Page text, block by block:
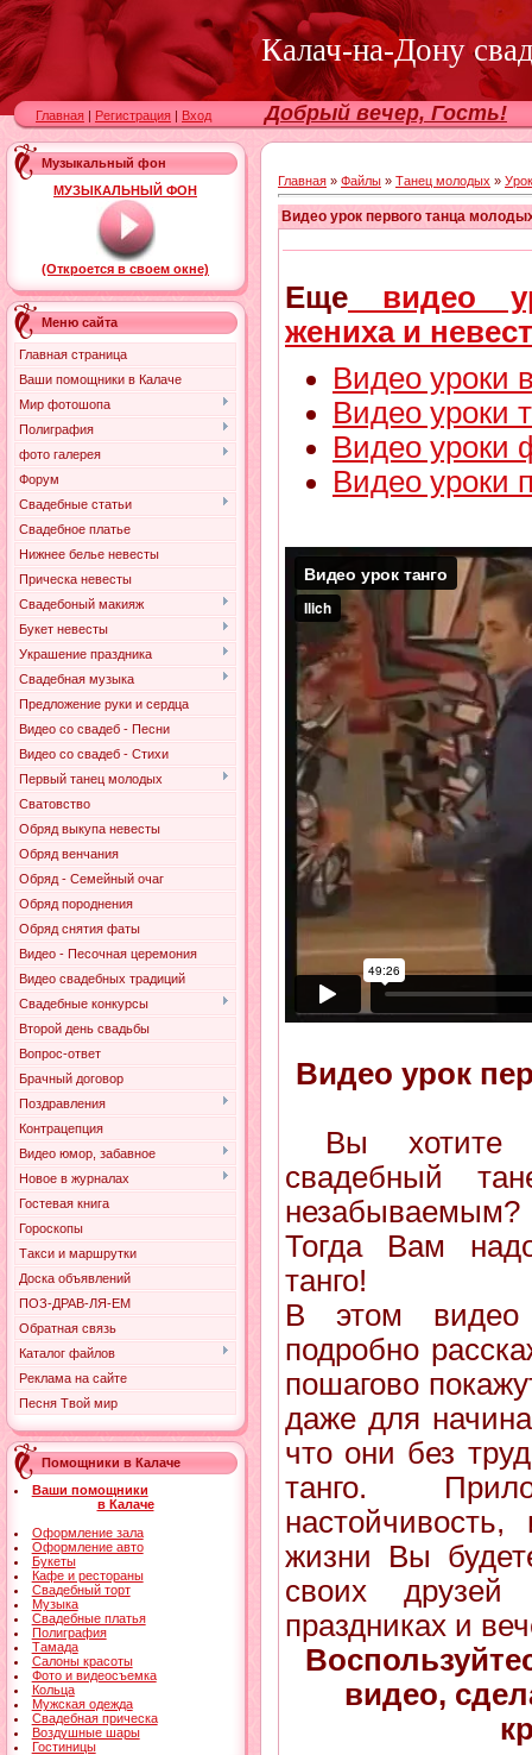
Калач-на-Дону
Главная | Регистрация | Вход Добрый вечер, Гость!
Музыкальный фон
МУЗЫКАЛЬНЫЙ ФОН
(Откроется в своем окне)
Меню сайта
Главная страница
Ваши помощники в Калаче
Мир фотошопа
Полиграфия
фото галерея
Форум
Свадебные статьи
Свадебное платье
Нижнее белье невесты
Прическа невесты
Свадебоный макияж
Букет невесты
Украшение праздника
Свадебная музыка
Предложение руки и сердца
Видео со свадеб - Песни
Видео со свадеб - Стихи
Первый танец молодых
Сватовство
Обряд выкупа невесты
Обряд венчания
Обряд - Семейный очаг
Обряд породнения
Обряд снятия фаты
Видео - Песочная церемония
Видео свадебных традиций
Свадебные конкурсы
Второй день свадьбы
Вопрос-ответ
Брачный договор
Поздравления
Контрацепция
Видео юмор, забавное
Новое в журналах
Гостевая книга
Гороскопы
Такси и маршрутки
Доска объявлений
ПОЗ-ДРАВ-ЛЯ-ЕМ
Обратная связь
Каталог файлов
Реклама на сайте
Песня Твой мир
Помощники в Калаче
Ваши помощники
в Калаче
Оформление зала
Оформление авто
Букеты
Кафе и рестораны
Свадебный торт
Музыка
Свадебные платья
Полиграфия
Тамада
Салоны красоты
Фото и видеосъемка
Кольца
Мужская одежда
Свадебная прическа
Воздушные шары
Гостиницы
Главная » Файлы » Танец молодых »
Видео урок первого танца
Еще видео
жениха и
Видео уроки
Видео уроки
Видео уроки
Видео уроки
Видео урок
Вы хотите
свадебный
незабываемым?
Тогда Вам
танго!
В этом видео
подробно
пошагово
даже для
что они без
танго.
жизни Вы
своих
праздниках и
видео,